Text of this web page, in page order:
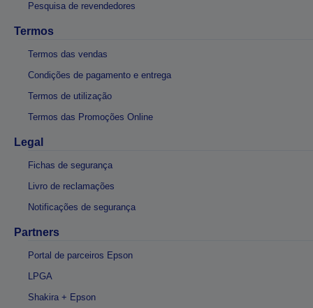
Pesquisa de revendedores
Termos
Termos das vendas
Condições de pagamento e entrega
Termos de utilização
Termos das Promoções Online
Legal
Fichas de segurança
Livro de reclamações
Notificações de segurança
Partners
Portal de parceiros Epson
LPGA
Shakira + Epson